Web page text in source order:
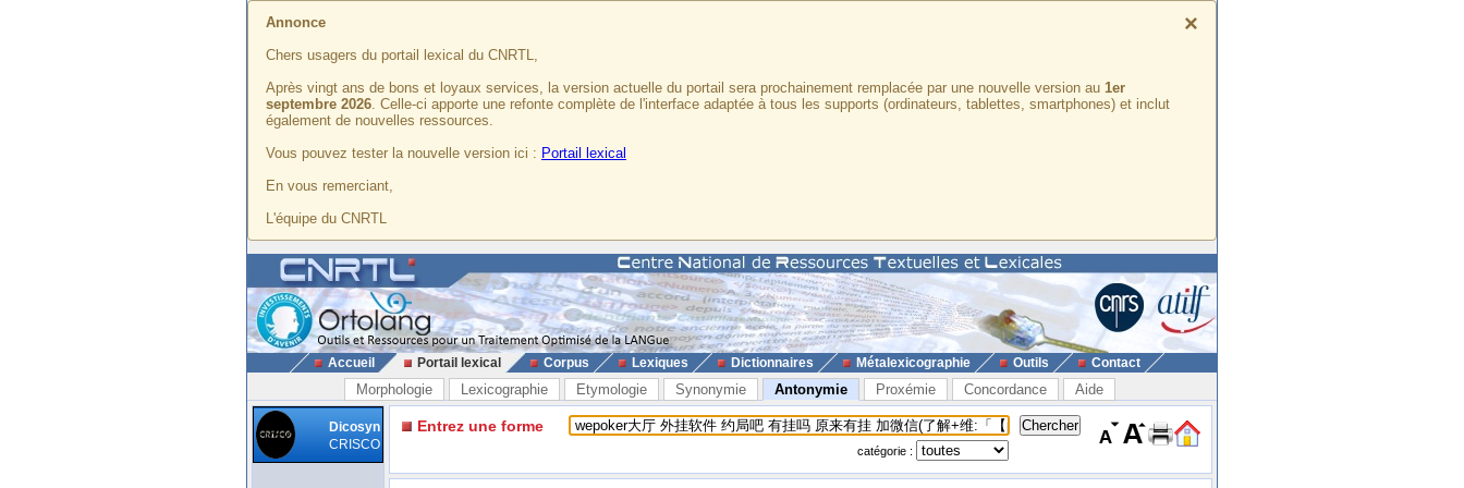
×
Annonce
Chers usagers du portail lexical du CNRTL,
Après vingt ans de bons et loyaux services, la version actuelle du portail sera prochainement remplacée par une nouvelle version au 1er
septembre 2026. Celle-ci apporte une refonte complète de l'interface adaptée à tous les supports (ordinateurs, tablettes, smartphones) et inclut
également de nouvelles ressources.
Vous pouvez tester la nouvelle version ici : Portail lexical
En vous remerciant,
L'équipe du CNRTL
Accueil Portail lexical Corpus Lexiques Dictionnaires Métalexicographie Outils Contact
Morphologie Lexicographie Etymologie Synonymie Antonymie Proxémie Concordance Aide
Dicosyn
CRISCO
Entrez une forme
catégorie :